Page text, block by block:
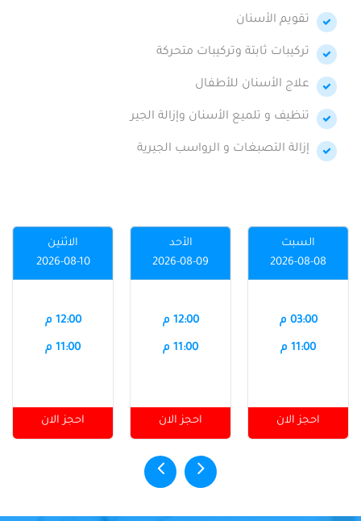
تقويم الأسنان
تركيبات ثابتة وتركيبات متحركة
علاج الأسنان للأطفال
تنظيف و تلميع الأسنان وإزالة الجير
إزالة التصبغات و الرواسب الجيرية
السبت
2026-08-08
03:00 م
11:00 م
احجز الان
الأحد
2026-08-09
12:00 م
11:00 م
احجز الان
الاثنين
2026-08-10
12:00 م
11:00 م
احجز الان